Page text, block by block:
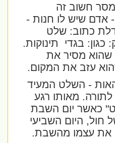
חשוב זה
שיש לו חנות -
כתוב: שלט
בגדי תינוקות.
מסיר את
עזב את המקום.
- השלט המעיד
מאותו רגע
כאשר יום השבת
היום השביעי
עצמו מהשבת.